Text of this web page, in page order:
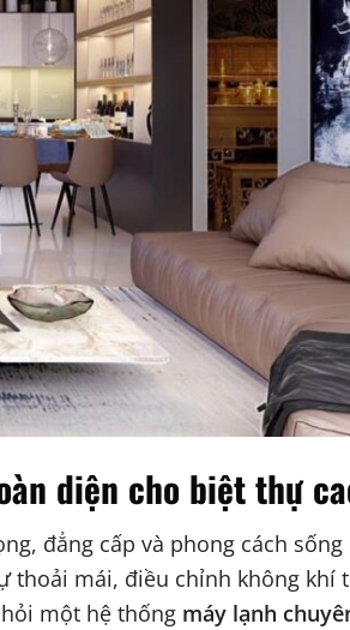
diện cho biệt thự
đẳng cấp và phong cách sống
thoải mái, điều chỉnh không khí
một hệ thống máy lạnh